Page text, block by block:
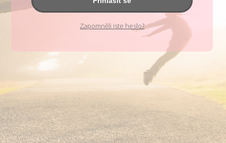
Zapomněli jste heslo?